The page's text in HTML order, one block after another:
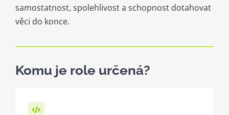
samostatnost, spolehlivost a schopnost dotahovat
věci do konce.
Komu je role určená?